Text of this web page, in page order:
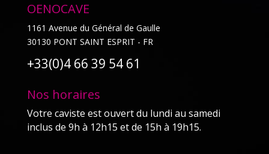
OENOCAVE
1161 Avenue du Général de Gaulle
30130 PONT SAINT ESPRIT - FR
+33(0)4 66 39 54 61
Nos horaires
Votre caviste est ouvert du lundi au samedi
inclus de 9h à 12h15 et de 15h à 19h15.